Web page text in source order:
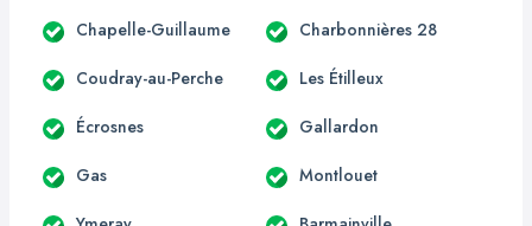
Chapelle-Guillaume Charbonnières 28
Coudray-au-Perche Les Étilleux
Écrosnes Gallardon
Gas Montlouet